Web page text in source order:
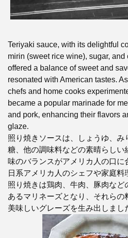
Teriyaki sauce, with its delightful
mirin (sweet rice wine), sugar, and
offered a balance of sweet and
resonated with American tastes.
chefs and home cooks
became a popular marinade for
and pork, enhancing their flavors
glaze.
照り焼きソースは、しょうゆ、
糖、他の調味料などの素晴らしい
味のバランスがアメリカ人の口に
日系アメリカ人のシェフや家庭料
照り焼きは鶏肉、牛肉、豚肉な
あるマリネーズとなり、それらの
美味しいグレーズを生み出しまし